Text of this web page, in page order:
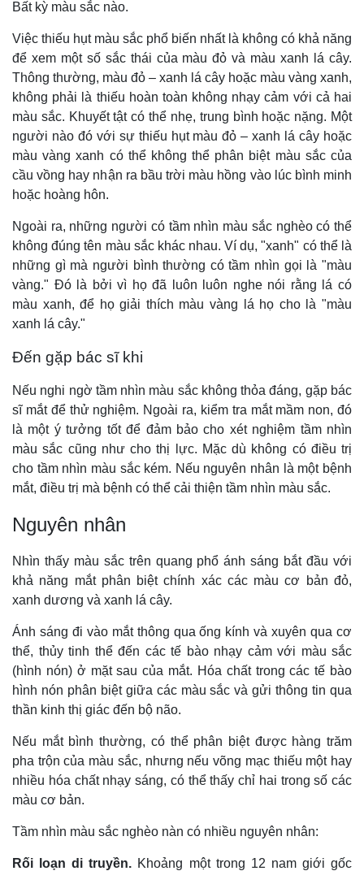
Bất kỳ màu sắc nào.
Việc thiếu hụt màu sắc phổ biến nhất là không có khả năng
để xem một số sắc thái của màu đỏ và màu xanh lá cây.
Thông thường, màu đỏ – xanh lá cây hoặc màu vàng xanh,
không phải là thiếu hoàn toàn không nhạy cảm với cả hai
màu sắc. Khuyết tật có thể nhẹ, trung bình hoặc nặng. Một
người nào đó với sự thiếu hụt màu đỏ – xanh lá cây hoặc
màu vàng xanh có thể không thể phân biệt màu sắc của
cầu vồng hay nhận ra bầu trời màu hồng vào lúc bình minh
hoặc hoàng hôn.
Ngoài ra, những người có tầm nhìn màu sắc nghèo có thể
không đúng tên màu sắc khác nhau. Ví dụ, "xanh" có thể là
những gì mà người bình thường có tầm nhìn gọi là "màu
vàng." Đó là bởi vì họ đã luôn luôn nghe nói rằng lá có
màu xanh, để họ giải thích màu vàng lá họ cho là "màu
xanh lá cây."
Đến gặp bác sĩ khi
Nếu nghi ngờ tầm nhìn màu sắc không thỏa đáng, gặp bác
sĩ mắt để thử nghiệm. Ngoài ra, kiểm tra mắt mầm non, đó
là một ý tưởng tốt để đảm bảo cho xét nghiệm tầm nhìn
màu sắc cũng như cho thị lực. Mặc dù không có điều trị
cho tầm nhìn màu sắc kém. Nếu nguyên nhân là một bệnh
mắt, điều trị mà bệnh có thể cải thiện tầm nhìn màu sắc.
Nguyên nhân
Nhìn thấy màu sắc trên quang phổ ánh sáng bắt đầu với
khả năng mắt phân biệt chính xác các màu cơ bản đỏ,
xanh dương và xanh lá cây.
Ánh sáng đi vào mắt thông qua ống kính và xuyên qua cơ
thể, thủy tinh thể đến các tế bào nhạy cảm với màu sắc
(hình nón) ở mặt sau của mắt. Hóa chất trong các tế bào
hình nón phân biệt giữa các màu sắc và gửi thông tin qua
thần kinh thị giác đến bộ não.
Nếu mắt bình thường, có thể phân biệt được hàng trăm
pha trộn của màu sắc, nhưng nếu võng mạc thiếu một hay
nhiều hóa chất nhạy sáng, có thể thấy chỉ hai trong số các
màu cơ bản.
Tầm nhìn màu sắc nghèo nàn có nhiều nguyên nhân:
Rối loạn di truyền. Khoảng một trong 12 nam giới gốc